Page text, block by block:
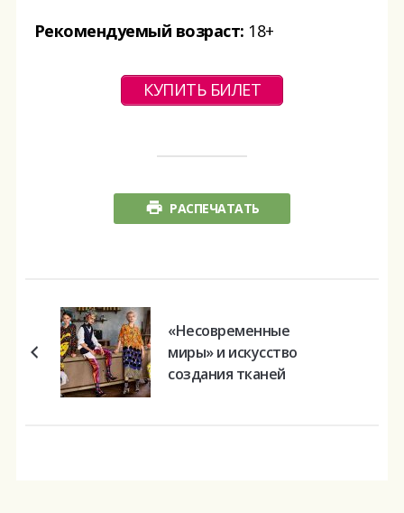
Рекомендуемый возраст: 18+
КУПИТЬ БИЛЕТ
РАСПЕЧАТАТЬ
«Несовременные
миры» и искусство
создания тканей